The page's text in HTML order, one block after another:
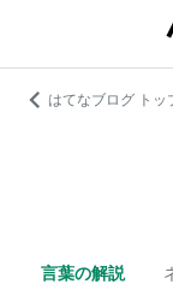
はてなブログ トッ
言葉の解説